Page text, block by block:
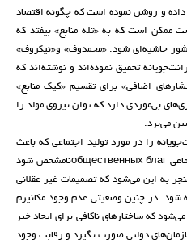
و روشن نموده است که چگونه اقتصاد
ممکن است که به «تله منابع» بیفتد که
حاشیه‌ای شود. «محمدوف» و«نیکروف»
تحقیق نموده‌ا‌ند و نوشته‌اند که
اضافی» برای تقسیم «کیک منابع»
بی‌موردی دارد که توان نیروی مولد را
می‌برد.
رانت‌جویانه را در مورد تولید اجتماعی که باعث
می‌شود که میزان واقعی نیاز به خیر اجتماعی общественных благنامشخص شود
به این می‌شود که تصمیمات غیر عقلانی
شود. در چنین وضعیتی عدم وجود مکانیزم
که ساختارهای ناکافی برای ایجاد خیر
دولتی صورت نگیرد و رقابت وجود